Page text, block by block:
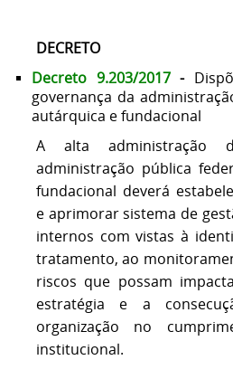
DECRETO
Decreto 9.203/2017-
governança da
autárquica e fundacional
A alta administração
administração pública
fundacional deverá
e aprimorar sistema de
internos com vistas à
tratamento, ao
riscos que possam
estratégia e a
organização no
institucional.